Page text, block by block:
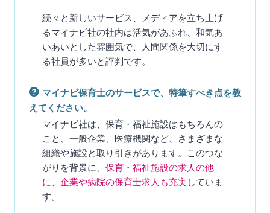
続々と新しいサービス、メディアを立ち上げ
るマイナビ社の社内は活気があふれ、和気あ
いあいとした雰囲気で、人間関係を大切にす
る社員が多いと評判です。
マイナビ保育士のサービスで、特筆すべき点を教
えてください。
マイナビ社は、保育・福祉施設はもちろんの
こと、一般企業、医療機関など、さまざまな
組織や施設と取り引きがあります。このつな
がりを背景に、 保育・福祉施設の求人の他
に、企業や病院の保育士求人も充実していま
す。